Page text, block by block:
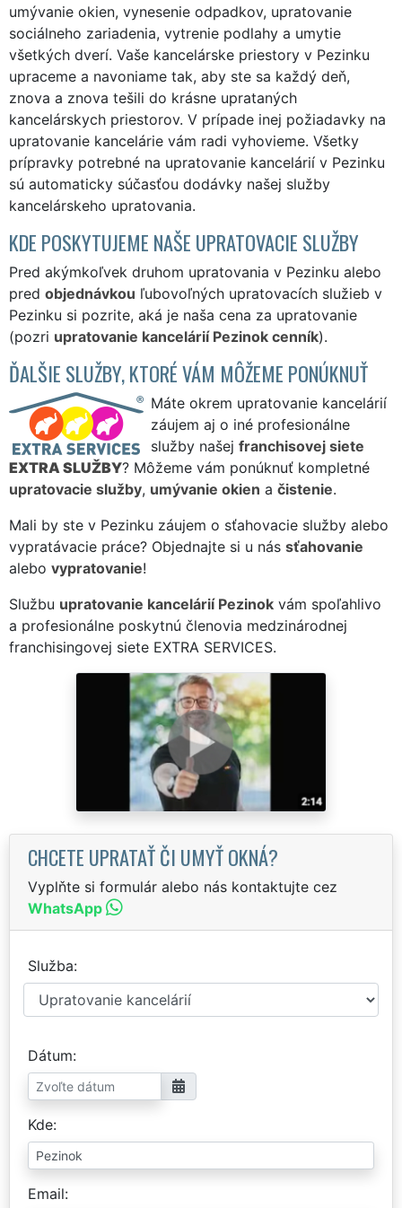
umývanie okien, vynesenie odpadkov, upratovanie
sociálneho zariadenia, vytrenie podlahy a umytie
všetkých dverí. Vaše kancelárske priestory v Pezinku
upraceme a navoniame tak, aby ste sa každý deň,
znova a znova tešili do krásne uprataných
kancelárskych priestorov. V prípade inej požiadavky na
upratovanie kancelárie vám radi vyhovieme. Všetky
prípravky potrebné na upratovanie kancelárií v Pezinku
sú automaticky súčasťou dodávky našej služby
kancelárskeho upratovania.
KDE POSKYTUJEME NAŠE UPRATOVACIE SLUŽBY
Pred akýmkoľvek druhom upratovania v Pezinku alebo
pred objednávkou ľubovoľných upratovacích služieb v
Pezinku si pozrite, aká je naša cena za upratovanie
(pozri upratovanie kancelárií Pezinok cenník).
ĎALŠIE SLUŽBY, KTORÉ VÁM MÔŽEME PONÚKNUŤ
Máte okrem upratovanie kancelárií
záujem aj o iné profesionálne
služby našej franchisovej siete
EXTRA SLUŽBY? Môžeme vám ponúknuť kompletné
upratovacie služby, umývanie okien a čistenie.
Mali by ste v Pezinku záujem o sťahovacie služby alebo
vypratávacie práce? Objednajte si u nás sťahovanie
alebo vypratovanie!
Službu upratovanie kancelárií Pezinok vám spoľahlivo
a profesionálne poskytnú členovia medzinárodnej
franchisingovej siete EXTRA SERVICES.
CHCETE UPRATAŤ ČI UMYŤ OKNÁ?
Vyplňte si formulár alebo nás kontaktujte cez
WhatsApp
Služba
Dátum
Kde
Email